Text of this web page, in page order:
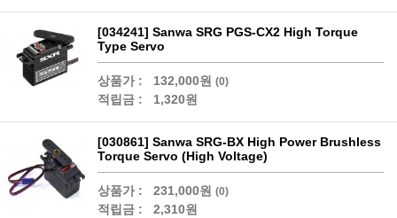
[034241] Sanwa SRG PGS-CX2 High Torque
Type Servo
상품가 : 132,000원 (0)
적립금 : 1,320원
[030861] Sanwa SRG-BX High Power Brushless
Torque Servo (High Voltage)
상품가 : 231,000원 (0)
적립금 : 2,310원